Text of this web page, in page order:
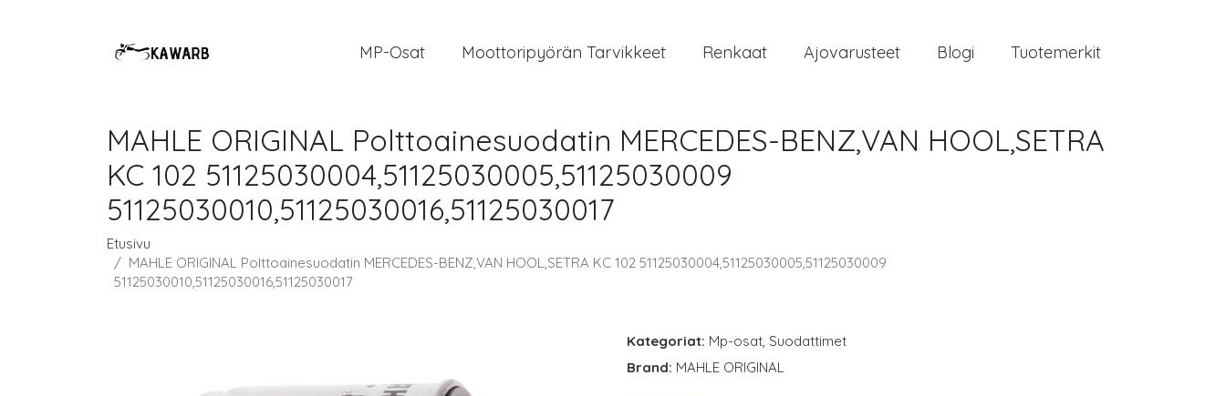
MP-Osat Moottoripyörän Tarvikkeet Renkaat Ajovarusteet Blogi Tuotemerkit
MAHLE ORIGINAL Polttoainesuodatin MERCEDES-BENZ,VAN HOOL,SETRA
KC 102 51125030004,51125030005,51125030009
51125030010,51125030016,51125030017
Etusivu
MAHLE ORIGINAL Polttoainesuodatin MERCEDES-BENZ,VAN HOOL,SETRA KC 102 51125030004,51125030005,51125030009
51125030010,51125030016,51125030017
Kategoriat: Mp-osat, Suodattimet
Brand: MAHLE ORIGINAL